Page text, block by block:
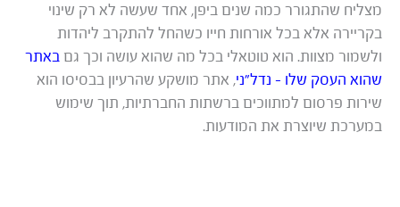
מצליח שהתגורר כמה שנים ביפן, אחד שעשה לא רק שינוי
בקריירה אלא בכל אורחות חייו כשהחל להתקרב ליהדות
ולשמור מצוות. הוא טוטאלי בכל מה שהוא עושה וכך גם באתר
שהוא העסק שלו – נדל”ני, אתר מושקע שהרעיון בבסיסו הוא
שירות פרסום למתווכים ברשתות החברתיות, תוך שימוש
במערכת שיוצרת את המודעות.